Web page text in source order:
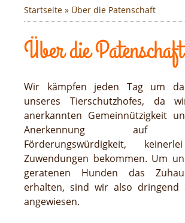
Startseite » Über die Patenschaft
Über die Patenschaft
Wir kämpfen jeden Tag um
unseres Tierschutzhofes, da
anerkannten Gemeinnützigkeit
Anerkennung auf
Förderungswürdigkeit,
Zuwendungen bekommen. Um
geratenen Hunden das
erhalten, sind wir also dringend
angewiesen.